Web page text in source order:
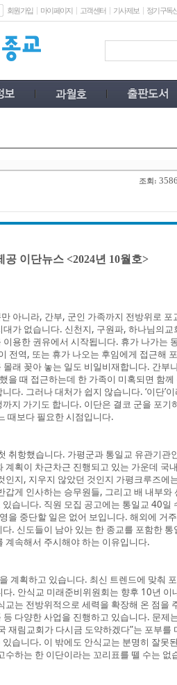
회원가입 마이페이지 고객센터 기사제보 정기구독
조회:
공 이단뉴스 <2024년 10월호>
아니라, 간부, 군인 가족까지 전방위로 포
가 없습니다. 신천지, 구원파, 하나님의
용한 권유에서 시작됩니다. 휴가 나가는
전역, 또는 휴가 나오는 후임에게 접근해
래 꽂아 놓는 일도 비일비재합니다. 간부
을 때 접근하는데 한 가족이 미혹되면 함
다. 그러나 대처가 쉽지 않습니다. ‘이단’
지 가기도 합니다. 이단은 결코 군을 포기
때보다 필요한 시점입니다.
취항했습니다. 가평군과 통일교 유관기관
획이 차근차근 진행되고 있는 가운데 국
지, 지우지 않았던 것인지 가평크루즈에
게 인사하는 승무원들, 그리고 배 내부와
습니다. 직원 모집 공고에는 통일교 40일
을 중단할 일은 없어 보입니다. 해외에 거
. 신도들이 남아 있는 한 종교를 포함한
계속해서 주시해야 하는 이유입니다.
계획하고 있습니다. 최신 트렌드에 맞춰
. 안식교 미래준비위원회는 향후 10년 이
는 전방위적으로 세력을 확장해 온 점을
다양한 사업을 진행하고 있습니다. 문제
재림교회가 다시금 도약하겠다”는 포부를
습니다. 이 밖에도 안식교는 분명히 잘못
하는 한 이단이라는 꼬리표를 뗄 수는 없